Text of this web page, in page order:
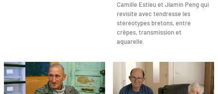
Camille Estieu et Jiamin Peng qui
revisite avec tendresse les
stéréotypes bretons, entre
crêpes, transmission et
aquarelle.